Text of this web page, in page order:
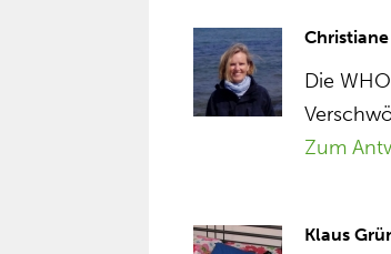
Die
Zum
Klaus